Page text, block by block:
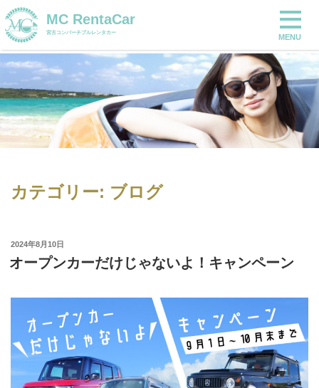
ン
テ
へ
ス
キ
ッ
MCRENTACAR
宮古コンバーチブルレンタカー
MC RentaCar
宮古コンバーチブルレンタカー
MENU
カテゴリー: ブログ
投
稿
日:
2024年8月10日
オープンカーだけじゃないよ！キャンペーン